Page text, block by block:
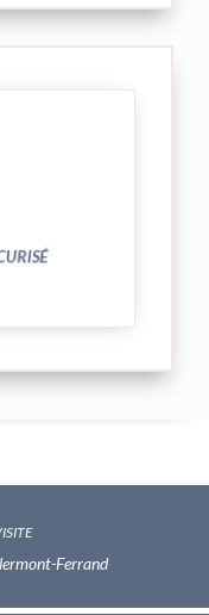
sont
système
Ferrand